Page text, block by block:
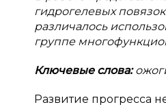
гидрогелевых
различалось
группе
Ключевые слова:
Развитие прогресса